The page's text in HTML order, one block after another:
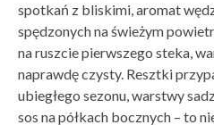
spotkań z bliskimi, aromat
spędzonych na świeżym
na ruszcie pierwszego steka,
naprawdę czysty. Resztki
ubiegłego sezonu, warstwy
sos na półkach bocznych – to